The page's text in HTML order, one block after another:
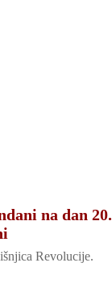
na dan 20.
Revolucije.